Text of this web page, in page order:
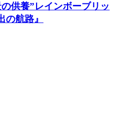
の供養”レインボーブリッ
の航路』